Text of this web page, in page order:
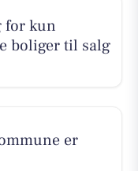
for kun
boliger til salg
er